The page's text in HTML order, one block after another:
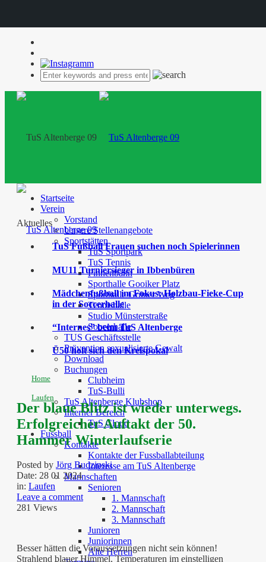
Startseite
Verein
Vorstand
Unsere Stellenangebote
Sportstätten
TuS Sportpark
TuS Tennis
Finnenbahn
Sporthalle Gooiker Platz
Sporthalle Grüner Weg
Tennishalle
Studio Münsterstraße
Soccerhalle
TUS Geschäftsstelle
Prävention sexualisierte Gewalt
Download
Buchungen
Clubheim
TuS-Bulli
TuS Altenberge Klubshop
Interner Bereich
TuS Cloud
Fussball
Kontakte
Kontakte der Fussballabteilung
Interesse am TuS Altenberge
Mannschaften
Senioren
1. Mannschaft
2. Mannschaft
3. Mannschaft
Junioren
Juniorinnen
Alte Herren
Aktuelles
TuS Fußball Frauen suchen noch Spielerinnen
MU11 Turniersieger in Ibbenbüren
Mädchenfußball im Fokus: Holzbau-Fieke-Cup
in der Soccerhalle
“Internes” beim TuS Altenberge
Ü50 holt sich den Kreispokal
Home
Laufen
Der blaue Blitz ist wieder unterwegs.
Erfolgreicher Auftakt der 50.
Hammer Winterlaufserie
Posted by Jörg Budzinski
Date: 28 01 2024
in: Laufen
Leave a comment
281 Views
Besser hätten die Voraussetzungen nicht sein können!
Strahlend blauer Himmel, Temperaturen im einstelligen